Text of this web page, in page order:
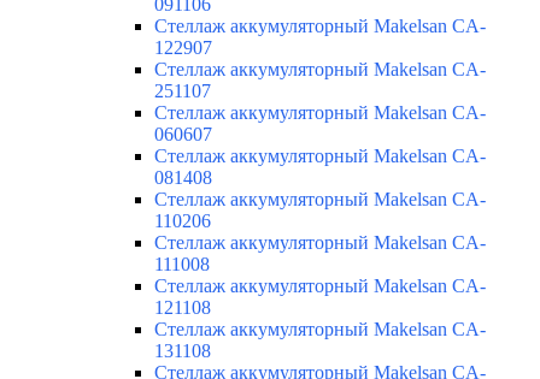
Стеллаж аккумуляторный Makelsan CA-
122907
Стеллаж аккумуляторный Makelsan CA-
251107
Стеллаж аккумуляторный Makelsan CA-
060607
Стеллаж аккумуляторный Makelsan CA-
081408
Стеллаж аккумуляторный Makelsan CA-
110206
Стеллаж аккумуляторный Makelsan CA-
111008
Стеллаж аккумуляторный Makelsan CA-
121108
Стеллаж аккумуляторный Makelsan CA-
131108
Стеллаж аккумуляторный Makelsan CA-